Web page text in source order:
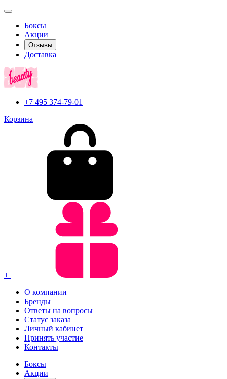
Боксы
Акции
Отзывы
Доставка
+7 495 374-79-01
Корзина
+
О компании
Бренды
Ответы на вопросы
Статус заказа
Личный кабинет
Принять участие
Контакты
Боксы
Акции